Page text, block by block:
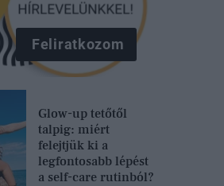
Feliratkozom
Glow-up tetőtől
talpig: miért
felejtjük ki a
legfontosabb lépést
a self-care rutinból?